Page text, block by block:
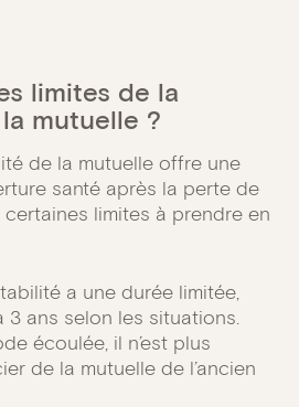
limites de la
mutuelle ?
de la mutuelle offre une
santé après la perte de
limites à prendre en
a une durée limitée,
3 ans selon les situations.
écoulée, il n’est plus
de la mutuelle de l’ancien